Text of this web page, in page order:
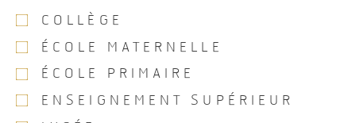
COLLÈGE
ÉCOLE MATERNELLE
ÉCOLE PRIMAIRE
ENSEIGNEMENT SUPÉRIEUR